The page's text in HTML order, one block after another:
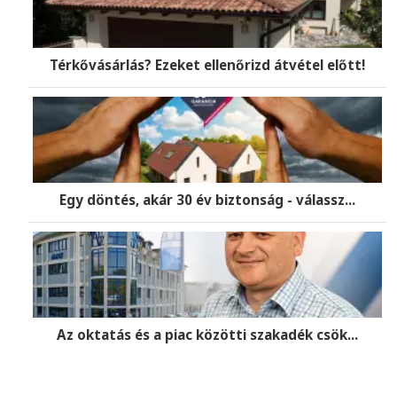
Térkővásárlás? Ezeket ellenőrizd átvétel előtt!
Egy döntés, akár 30 év biztonság - válassz...
Az oktatás és a piac közötti szakadék csök...